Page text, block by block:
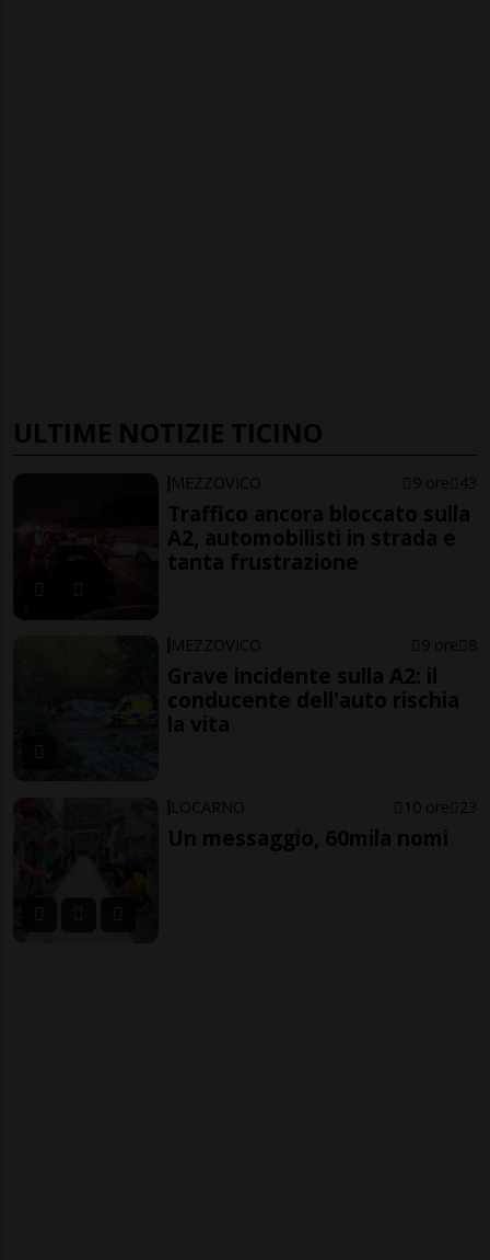
ULTIME NOTIZIE TICINO
MEZZOVICO 9 ore 43
Traffico ancora bloccato sulla
A2, automobilisti in strada e
tanta frustrazione
MEZZOVICO 9 ore 8
Grave incidente sulla A2: il
conducente dell'auto rischia
la vita
LOCARNO 10 ore 23
Un messaggio, 60mila nomi